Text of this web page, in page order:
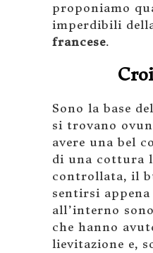
proponiamo
imperdibili
francese.
Sono la base
si trovano
avere una bel
di una cottura
controllata, il
sentirsi appena
all’interno
che hanno
lievitazione e,